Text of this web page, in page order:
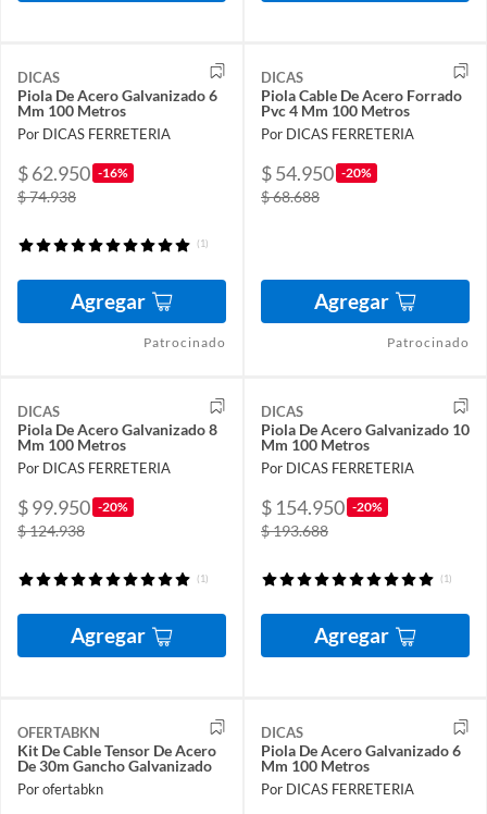
DICAS
Piola De Acero Galvanizado 6
Mm 100 Metros
Por DICAS FERRETERIA
$ 62.950 -16%
$ 74.938
(1)
Agregar
Patrocinado
DICAS
Piola Cable De Acero Forrado
Pvc 4 Mm 100 Metros
Por DICAS FERRETERIA
$ 54.950 -20%
$ 68.688
Agregar
Patrocinado
DICAS
Piola De Acero Galvanizado 8
Mm 100 Metros
Por DICAS FERRETERIA
$ 99.950 -20%
$ 124.938
(1)
Agregar
DICAS
Piola De Acero Galvanizado 10
Mm 100 Metros
Por DICAS FERRETERIA
$ 154.950 -20%
$ 193.688
(1)
Agregar
OFERTABKN
Kit De Cable Tensor De Acero
De 30m Gancho Galvanizado
Por ofertabkn
DICAS
Piola De Acero Galvanizado 6
Mm 100 Metros
Por DICAS FERRETERIA